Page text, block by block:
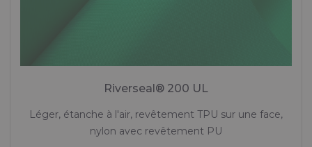
Riverseal® 200 UL
Léger, étanche à l'air, revêtement TPU sur une face,
nylon avec revêtement PU